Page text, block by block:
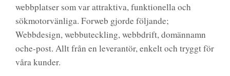
webbplatser som var attraktiva, funktionella och
sökmotorvänliga. Forweb gjorde följande;
Webbdesign, webbuteckling, webbdrift, domännamn
oche-post. Allt från en leverantör, enkelt och tryggt för
våra kunder.